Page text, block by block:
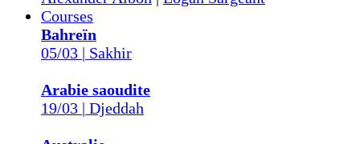
Courses
Bahreïn
05/03 | Sakhir
Arabie saoudite
19/03 | Djeddah